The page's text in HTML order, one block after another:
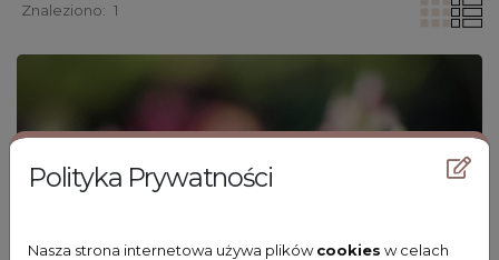
Polityka Prywatności
Nasza strona internetowa używa plikówcookies w celach
Znaleziono: 1